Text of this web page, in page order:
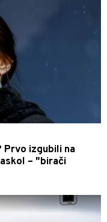
Prvo izgubili na
– "birači